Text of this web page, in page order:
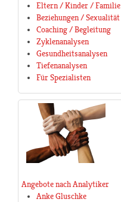
Eltern / Kinder / Familie
Beziehungen / Sexualität
Coaching / Begleitung
Zyklenanalysen
Gesundheitsanalysen
Tiefenanalysen
Für Spezialisten
Angebote nach Analytiker
Anke Gluschke